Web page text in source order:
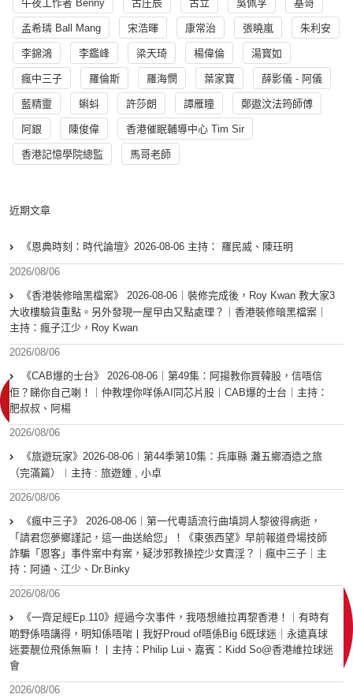
午夜工作者 Benny 古庄辰 古立 吳佩孚 基哥
孟希璘 Ball Mang 宋浩暉 康常治 張曉嵐 朱利安
李錦鴻 李鑑峰 梁天琦 楊偉倫 湯寳如
瘋中三子 羅倫斯 羅海憫 葉家寶 薛影儀 - 阿儀
藍精靈 蝌蚪 許莎朗 譚雁瞳 鄭遨汶法筠師傅
阿銀 陳俊偉 香港催眠輔導中心 Tim Sir
香港記憶學院總監 馬哥老師
近期文章
《恩典時刻：時代論壇》2026-08-06 主持： 羅民威、陳珏明
2026/08/06
《香港裝修暗黑檔案》 2026-08-06｜裝修完成後，Roy Kwan 教大家3
大收樓驗貨重點。另外發現一屋曱甴又點處理？｜香港裝修暗黑檔案｜
主持：瘋子江少，Roy Kwan
2026/08/06
《CAB爆的士台》 2026-08-06｜第49集：阿揚教你買韓股，信唔信
佢？睇你自己喇！｜仲教埋你咩係AI同芯片股｜CAB爆的士台｜主持：
肥叔叔、阿楊
2026/08/06
《旅遊玩家》2026-08-06︱第44季第10集：兵庫縣 灘五鄉酒造之旅
（完滿篇）︱主持 : 旅遊鍾 , 小卓
2026/08/06
《瘋中三子》 2026-08-06｜第一代粵語流行曲填詞人黎彼得病逝，
「請君您夢鄉謹記，這一曲送給您」！《東張西望》早前報道骨場技師
詐騙「恩客」事件案中有案，疑涉邪教操控少女賣淫？｜瘋中三子｜主
持：阿通、江少、Dr.Binky
2026/08/06
《一齊足經Ep.110》經過今次事件，我唔想維拉再黎香港！｜有時有
啲野係唔講得，明知係唔啱丨我好Proud of唔係Big 6既球迷｜永遠真球
迷要靚位飛係無嘛！丨主持：Philip Lui、嘉賓：Kidd So@香港維拉球迷
會
2026/08/06